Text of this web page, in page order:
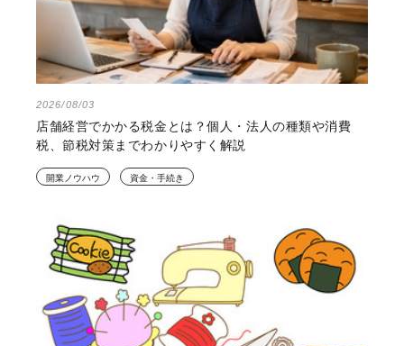
2026/08/03
店舗経営でかかる税金とは？個人・法人の種類や消費
税、節税対策までわかりやすく解説
開業ノウハウ 資金・手続き